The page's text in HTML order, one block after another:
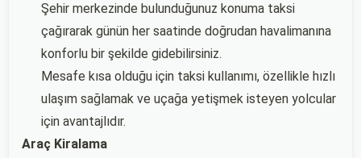
Şehir merkezinde bulunduğunuz konuma taksi
çağırarak günün her saatinde doğrudan havalimanına
konforlu bir şekilde gidebilirsiniz.
Mesafe kısa olduğu için taksi kullanımı, özellikle hızlı
ulaşım sağlamak ve uçağa yetişmek isteyen yolcular
için avantajlıdır.
Araç Kiralama